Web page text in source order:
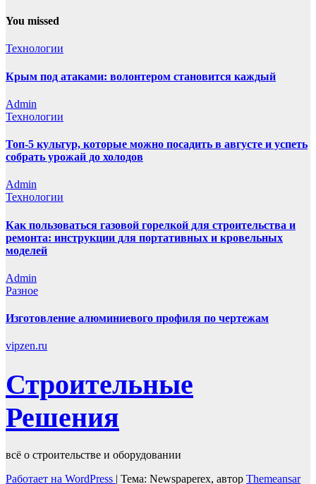
You missed
Технологии
Крым под атаками: волонтером становится каждый
Admin
Технологии
Топ-5 культур, которые можно посадить в августе и успеть
собрать урожай до холодов
Admin
Технологии
Как пользоваться газовой горелкой для строительства и
ремонта: инструкции для портативных и кровельных
моделей
Admin
Разное
Изготовление алюминиевого профиля по чертежам
vipzen.ru
Строительные
Решения
всё о строительстве и оборудовании
Работает на WordPress | Тема: Newspaperex, автор Themeansar